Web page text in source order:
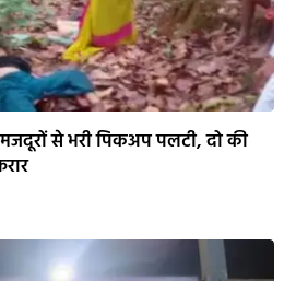
मजदूरों से भरी पिकअप पलटी, दो की